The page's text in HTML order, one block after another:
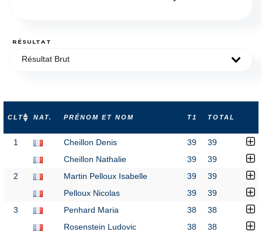
RÉSULTAT
Résultat Brut
CLT NAT. PRÉNOM ET NOM T1 TOTAL
1 Cheillon Denis 39
39
Cheillon Nathalie
39
39
2
Martin Pelloux Isabelle 39
39
Pelloux Nicolas
39
39
3
Penhard Maria 38
38
Rosenstein Ludovic
38
38